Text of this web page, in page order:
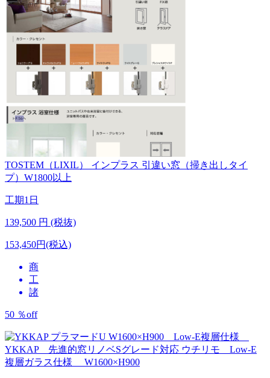
TOSTEM（LIXIL）
インプラス 引違い窓（掃き出しタイ
プ）W1800以上
工期1日
139,500 円 (税抜)
153,450円(税込)
商
工
諸
50 ％off
YKKAP 先進的窓リノベSグレード対応 ウチリモ Low-E
複層ガラス仕様 W1600×H900